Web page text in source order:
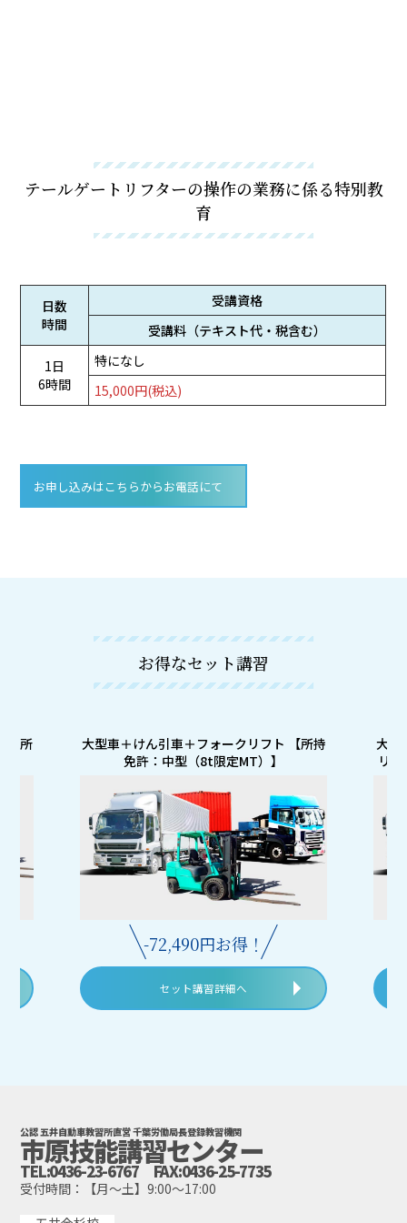
テールゲートリフターの操作の業務に係る特別教
育
日数
時間
受講資格
受講料（テキスト代・税含む）
1日
6時間
特になし
15,000円(税込)
お申し込みはこちらからお電話にて
お得なセット講習
【所
大型車＋けん引車＋フォークリフト 【所持
免許：中型（8t限定MT）】
-72,490円お得！
セット講習詳細へ
大型
リ
公認 五井自動車教習所直営 千葉労働局長登録教習機関
市原技能講習センター
TEL:0436-23-6767 FAX:0436-25-7735
受付時間：【月～土】9:00～17:00